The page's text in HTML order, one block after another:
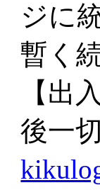
ジに
暫く
【出
後一